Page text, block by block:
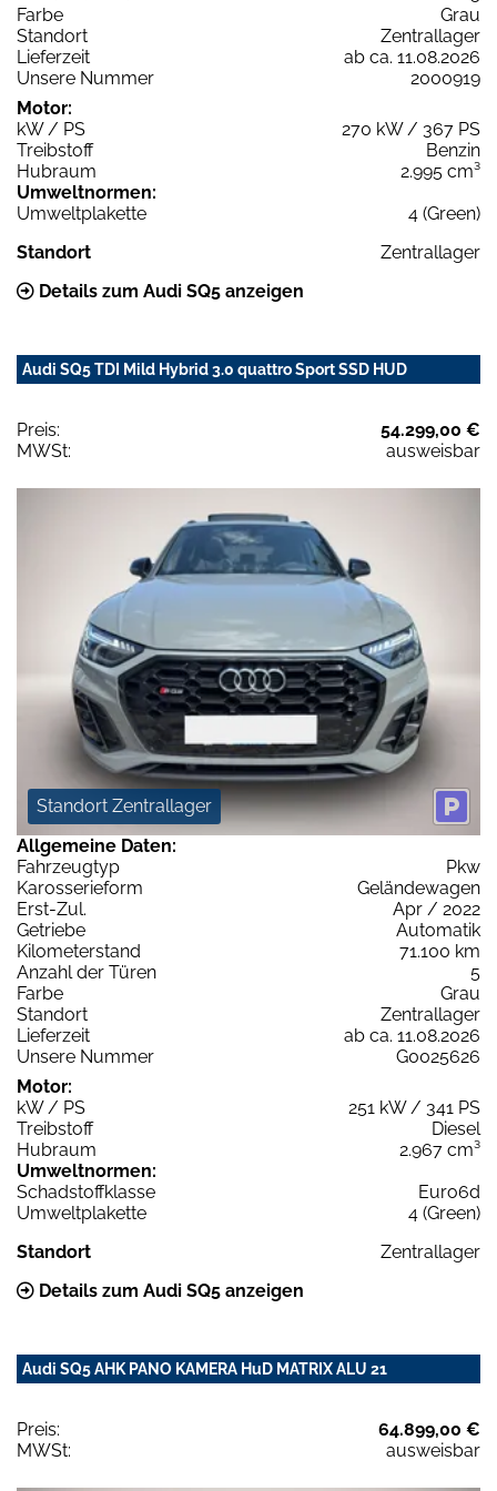
Farbe
Grau
Standort
Zentrallager
Lieferzeit
ab ca. 11.08.2026
Unsere Nummer
2000919
Motor:
kW / PS
270 kW / 367 PS
Treibstoff
Benzin
Hubraum
2.995 cm³
Umweltnormen:
Umweltplakette
4 (Green)
Standort
Zentrallager
Details zum Audi SQ5 anzeigen
Audi SQ5 TDI Mild Hybrid 3.0 quattro Sport SSD HUD
Preis:
54.299,00 €
MWSt:
ausweisbar
Standort Zentrallager
Allgemeine Daten:
Fahrzeugtyp
Pkw
Karosserieform
Geländewagen
Erst-Zul.
Apr / 2022
Getriebe
Automatik
Kilometerstand
71.100 km
Anzahl der Türen
5
Farbe
Grau
Standort
Zentrallager
Lieferzeit
ab ca. 11.08.2026
Unsere Nummer
G0025626
Motor:
kW / PS
251 kW / 341 PS
Treibstoff
Diesel
Hubraum
2.967 cm³
Umweltnormen:
Schadstoffklasse
Euro6d
Umweltplakette
4 (Green)
Standort
Zentrallager
Details zum Audi SQ5 anzeigen
Audi SQ5 AHK PANO KAMERA HuD MATRIX ALU 21
Preis:
64.899,00 €
MWSt:
ausweisbar